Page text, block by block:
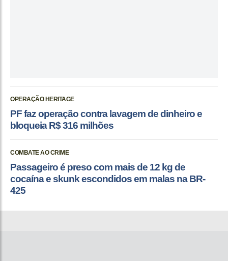
OPERAÇÃO HERITAGE
PF faz operação contra lavagem de dinheiro e
bloqueia R$ 316 milhões
COMBATE AO CRIME
Passageiro é preso com mais de 12 kg de
cocaína e skunk escondidos em malas na BR-
425